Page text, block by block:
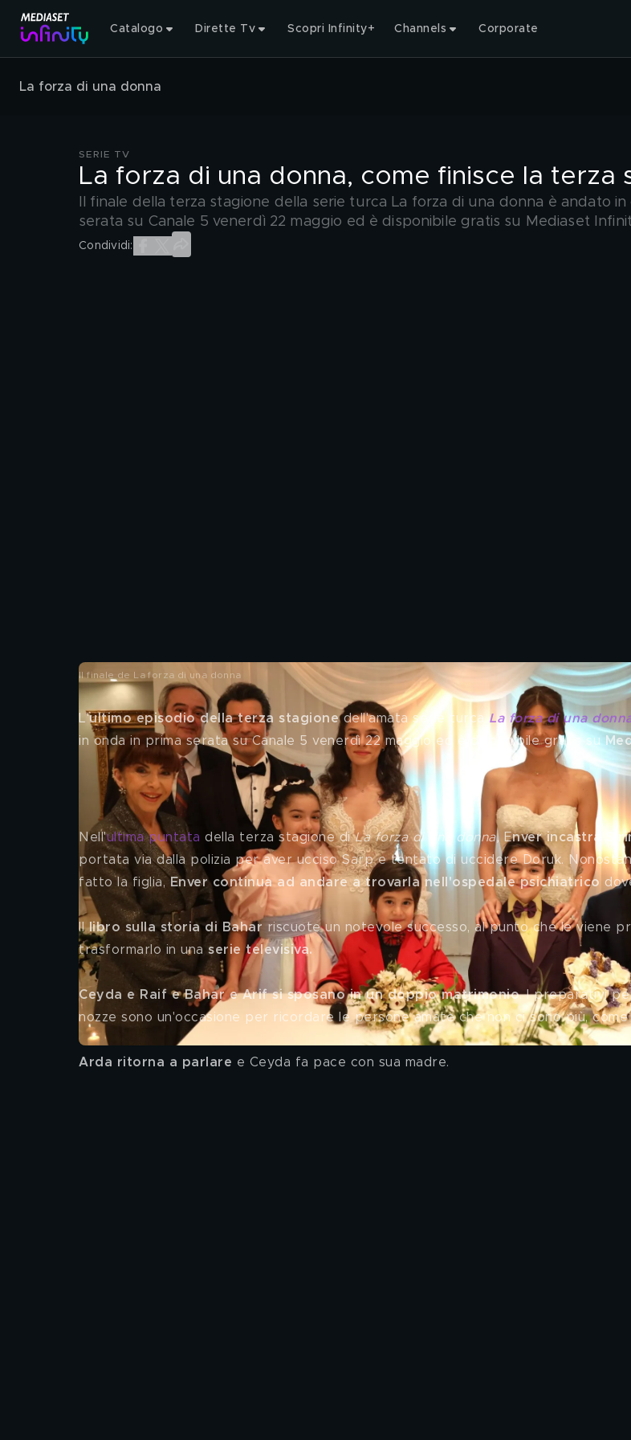
Catalogo Dirette Tv Scopri Infinity+ Channels Corporate
La forza di una donna
SERIE TV
La forza di una donna, come finisce la terza
Il finale della terza stagione della serie turca La forza di una donna è andato in
serata su Canale 5 venerdì 22 maggio ed è disponibile gratis su Mediaset
Condividi:
Il finale de La forza di una donna
L'ultimo episodio della terza stagione dell'amata serie turca La forza di una
in onda in prima serata su Canale 5 venerdì 22 maggio ed è disponibile gratis su
La forza di una donna, come finisce la terza stagione?
Nell'ultima puntata della terza stagione di La forza di una donna, Enver incastra
portata via dalla polizia per aver ucciso Sarp e tentato di uccidere Doruk.
fatto la figlia, Enver continua ad andare a trovarla nell'ospedale psichiatrico
Il libro sulla storia di Bahar riscuote un notevole successo, al punto che le viene
trasformarlo in una serie televisiva.
Ceyda e Raif e Bahar e Arif si sposano in un doppio matrimonio. I preparativi
nozze sono un'occasione per ricordare le persone amate che non ci sono più, come
Arda ritorna a parlare e Ceyda fa pace con sua madre.